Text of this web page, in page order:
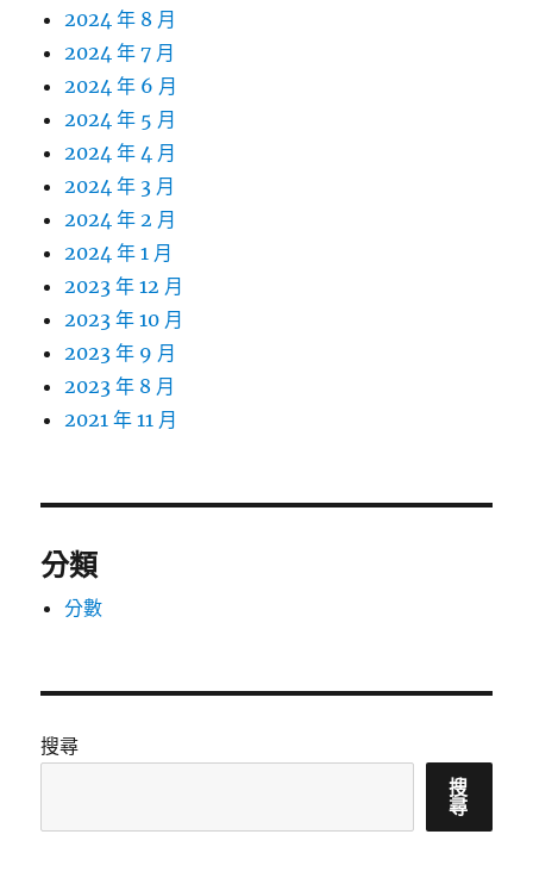
2024 年 8 月
2024 年 7 月
2024 年 6 月
2024 年 5 月
2024 年 4 月
2024 年 3 月
2024 年 2 月
2024 年 1 月
2023 年 12 月
2023 年 10 月
2023 年 9 月
2023 年 8 月
2021 年 11 月
分類
分數
搜尋
搜
尋